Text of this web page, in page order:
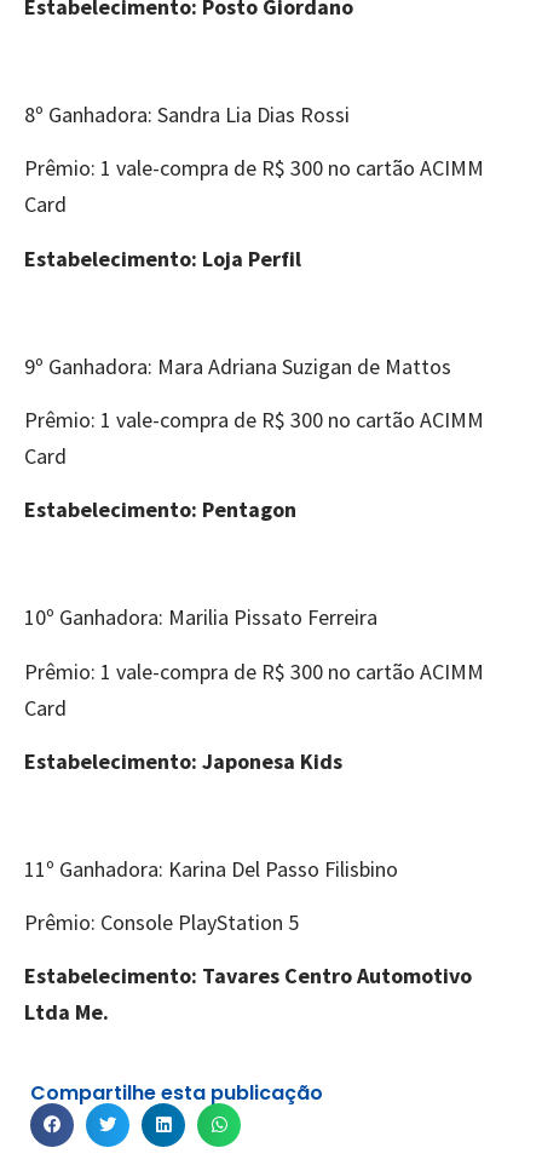
Estabelecimento: Posto Giordano
8º Ganhadora: Sandra Lia Dias Rossi
Prêmio: 1 vale-compra de R$ 300 no cartão ACIMM
Card
Estabelecimento: Loja Perfil
9º Ganhadora: Mara Adriana Suzigan de Mattos
Prêmio: 1 vale-compra de R$ 300 no cartão ACIMM
Card
Estabelecimento: Pentagon
10º Ganhadora: Marilia Pissato Ferreira
Prêmio: 1 vale-compra de R$ 300 no cartão ACIMM
Card
Estabelecimento: Japonesa Kids
11º Ganhadora: Karina Del Passo Filisbino
Prêmio: Console PlayStation 5
Estabelecimento: Tavares Centro Automotivo
Ltda Me.
Compartilhe esta publicação